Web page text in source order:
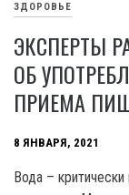
ЗДОРОВЬЕ
ЭКСПЕРТЫ
ОБ
ПРИЕМА
8 ЯНВАРЯ, 2021
Вода –